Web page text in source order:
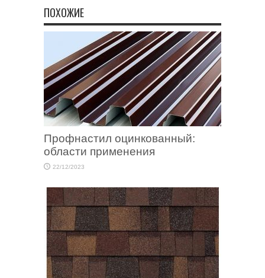
ПОХОЖИЕ
Профнастил оцинкованный:
области применения
22/12/2023